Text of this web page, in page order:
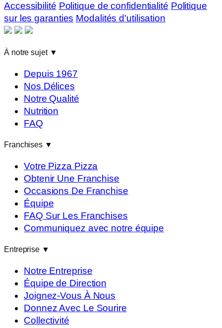
Accessibilité Politique de confidentialité Politique
sur les garanties Modalités d'utilisation
À notre sujet ▼
Depuis 1967
Nos Délices
Notre Qualité
Nutrition
FAQ
Franchises ▼
Votre Pizza Pizza
Obtenir Une Franchise
Occasions De Franchise
Équipe
FAQ Sur Les Franchises
Communiquez avec notre équipe
Entreprise ▼
Notre Entreprise
Équipe de Direction
Joignez-Vous À Nous
Donnez Avec Le Sourire
Collectivité